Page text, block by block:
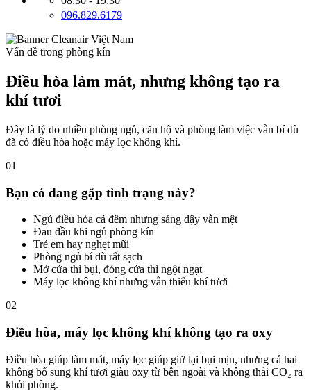
096.829.6179
Vấn đề trong phòng kín
Điều hòa làm mát, nhưng không tạo ra
khí tươi
Đây là lý do nhiều phòng ngủ, căn hộ và phòng làm việc vẫn bí dù
đã có điều hòa hoặc máy lọc không khí.
01
Bạn có đang gặp tình trạng này?
Ngủ điều hòa cả đêm nhưng sáng dậy vẫn mệt
Đau đầu khi ngủ phòng kín
Trẻ em hay nghẹt mũi
Phòng ngủ bí dù rất sạch
Mở cửa thì bụi, đóng cửa thì ngột ngạt
Máy lọc không khí nhưng vẫn thiếu khí tươi
02
Điều hòa, máy lọc không khí không tạo ra oxy
Điều hòa giúp làm mát, máy lọc giúp giữ lại bụi mịn, nhưng cả hai
không bổ sung khí tươi giàu oxy từ bên ngoài và không thải CO₂ ra
khỏi phòng.